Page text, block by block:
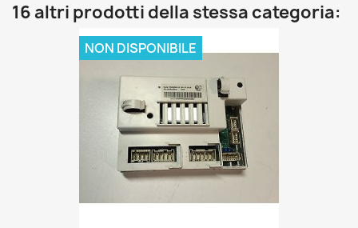
16 altri prodotti della stessa categoria:
NON DISPONIBILE